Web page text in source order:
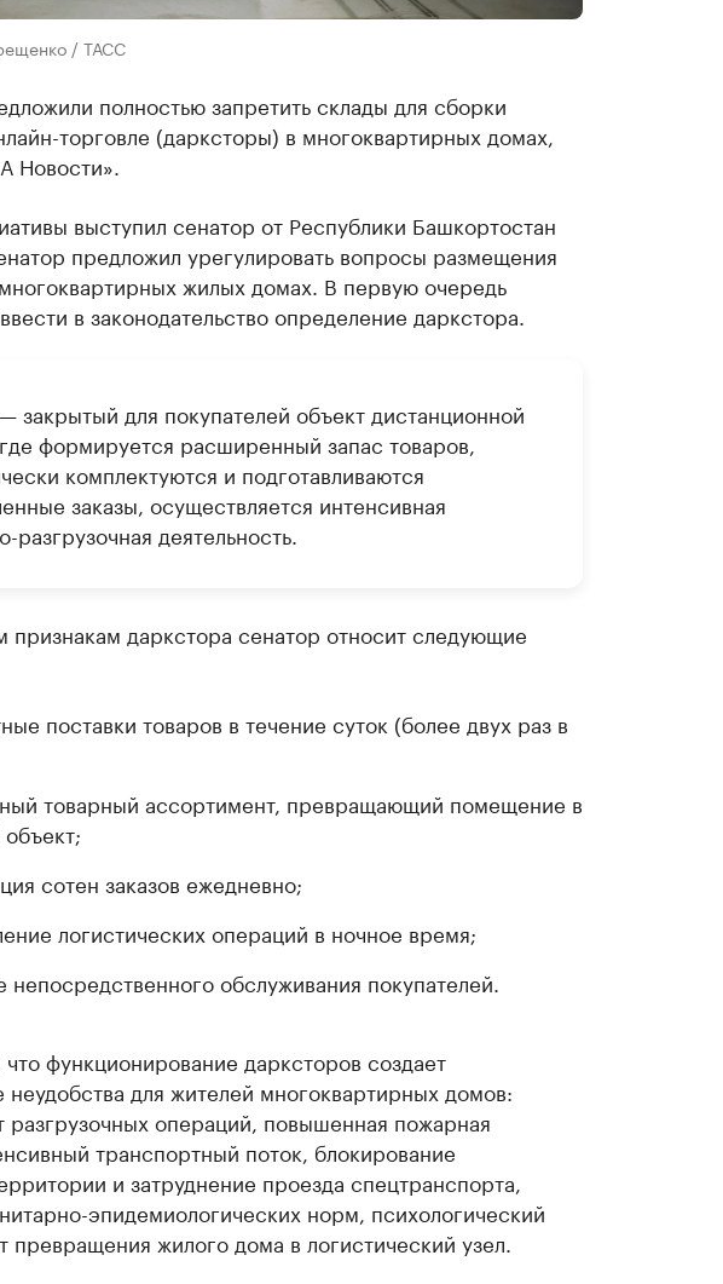
/ ТАСС
полностью запретить склады для сборки
торговле (дарксторы) в многоквартирных домах,
Новости».
выступил сенатор от Республики Башкортостан
предложил урегулировать вопросы размещения
жилых домах. В первую очередь
в законодательство определение даркстора.
закрытый для покупателей объект дистанционной
формируется расширенный запас товаров,
комплектуются и подготавливаются
заказы, осуществляется интенсивная
разгрузочная деятельность.
признакам даркстора сенатор относит следующие
поставки товаров в течение суток (более двух раз в
товарный ассортимент, превращающий помещение в
сотен заказов ежедневно;
логистических операций в ночное время;
непосредственного обслуживания покупателей.
что функционирование дарксторов создает
для жителей многоквартирных домов:
операций, повышенная пожарная
транспортный поток, блокирование
и затруднение проезда спецтранспорта,
эпидемиологических норм, психологический
превращения жилого дома в логистический узел.